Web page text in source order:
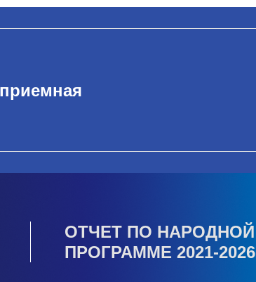
ОТЧЕТ ПО НАРОДНОЙ
ПРОГРАММЕ 2021-2026